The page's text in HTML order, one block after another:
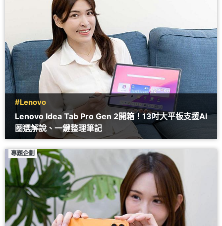
#Lenovo
Lenovo Idea Tab Pro Gen 2開箱！13吋大平板支援AI
圈選解說、一鍵整理筆記
專題企劃